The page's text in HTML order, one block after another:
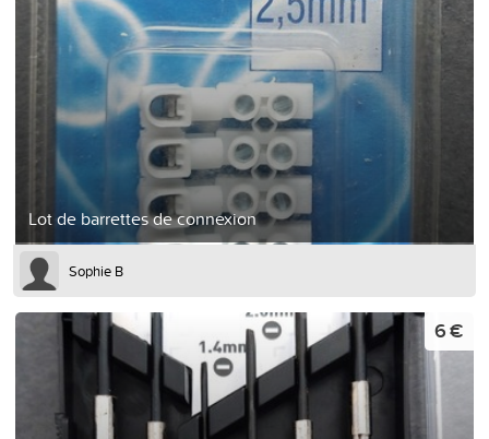
Lot de barrettes de connexion
Sophie B
6 €